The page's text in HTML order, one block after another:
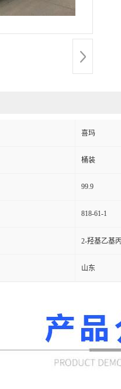
喜玛
桶装
99.9
818-61-1
2-羟基乙基
山东